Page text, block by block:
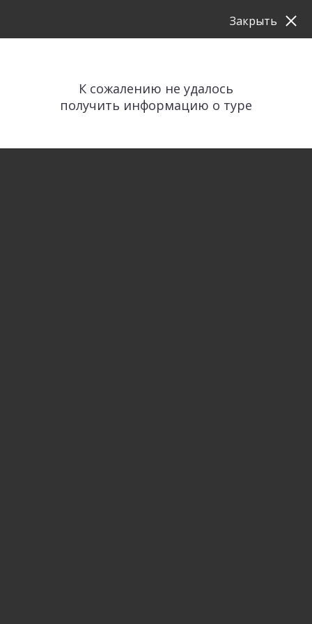
К сожалению не удалось
получить информацию о туре
Закрыть